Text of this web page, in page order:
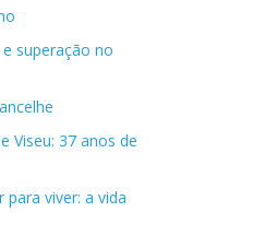
superação no
Viseu: 37 anos de
para viver: a vida